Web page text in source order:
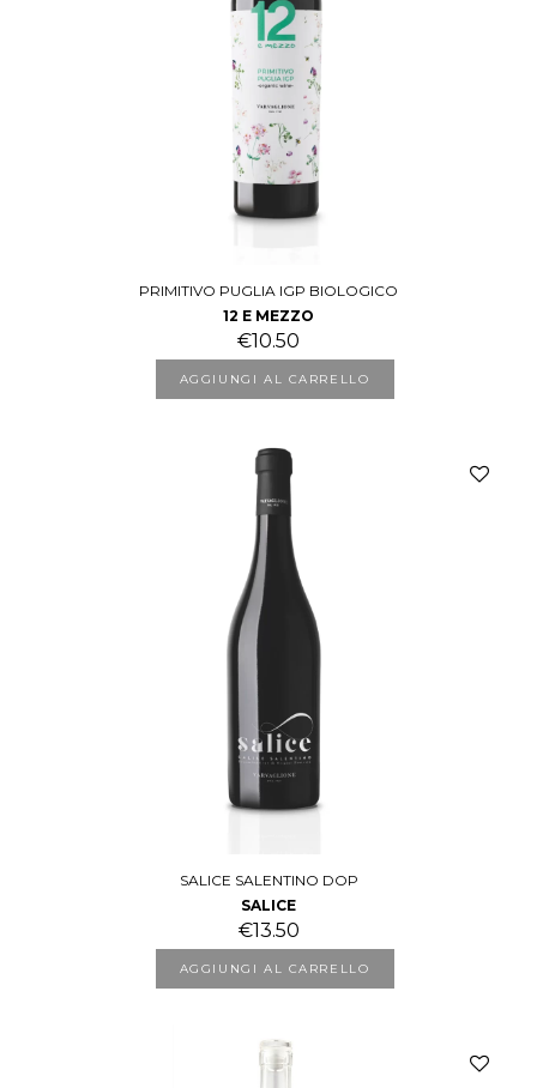
PRIMITIVO PUGLIA IGP BIOLOGICO
12 E MEZZO
€10.50
AGGIUNGI AL CARRELLO
SALICE SALENTINO DOP
SALICE
€13.50
AGGIUNGI AL CARRELLO